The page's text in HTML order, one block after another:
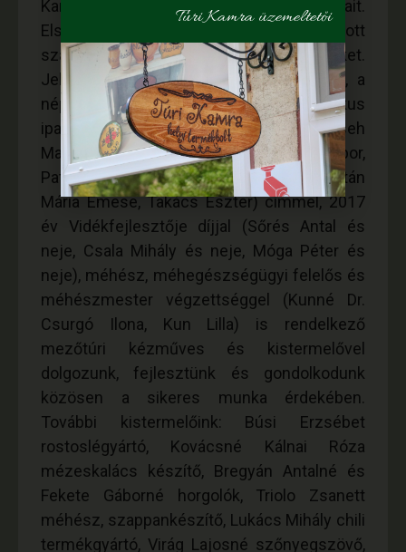
Kamránk folyamatosan bővíti szolgáltatásait.
Elsődleges célunk, hogy személyre szabott
szaktanácsadással segítsük partnereinket.
Jelenleg 35 fő köztük népi iparművész, a
népművészet ifjú mestere, keramikus
iparművész (Hornyákné Sila Katalin, Cseh
Magi, Derecskei Magdolna, Trencsényi Tibor,
Patkós Erika, Kovács Karolina, Bihariné Zoltán
Mária Emese, Takács Eszter) címmel, 2017
év Vidékfejlesztője díjjal (Sőrés Antal és
neje, Csala Mihály és neje, Móga Péter és
neje), méhész, méhegészségügyi felelős és
méhészmester végzettséggel (Kunné Dr.
Csurgó Ilona, Kun Lilla) is rendelkező
mezőtúri kézműves és kistermelővel
dolgozunk, fejlesztünk és gondolkodunk
közösen a sikeres munka érdekében.
További kistermelőink: Búsi Erzsébet
rostoslégyártó, Kovácsné Kálnai Róza
mézeskalács készítő, Bregyán Antalné és
Fekete Gáborné horgolók, Triolo Zsanett
méhész, szappankészítő, Lukács Mihály chili
termékgyártó, Virág Lajosné szőnyegszövő,
Túri Kamra üzemeltetői